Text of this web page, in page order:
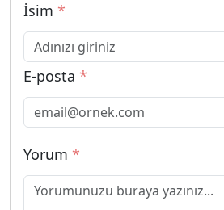
İsim *
E-posta *
Yorum *